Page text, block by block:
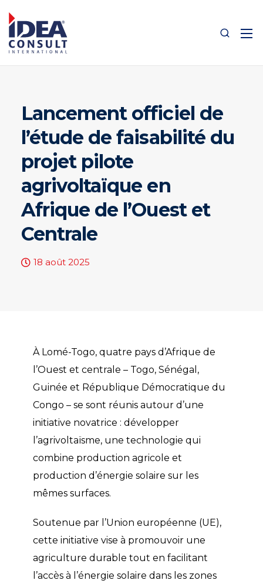
Lancement officiel de
l’étude de faisabilité du
projet pilote
agrivoltaïque en
Afrique de l’Ouest et
Centrale
18 août 2025
À Lomé-Togo, quatre pays d’Afrique de
l’Ouest et centrale – Togo, Sénégal,
Guinée et République Démocratique du
Congo – se sont réunis autour d’une
initiative novatrice : développer
l’agrivoltaïsme, une technologie qui
combine production agricole et
production d’énergie solaire sur les
mêmes surfaces.
Soutenue par l’Union européenne (UE),
cette initiative vise à promouvoir une
agriculture durable tout en facilitant
l’accès à l’énergie solaire dans les zones